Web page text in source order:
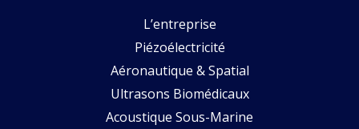
L’entreprise
Piézoélectricité
Aéronautique & Spatial
Ultrasons Biomédicaux
Acoustique Sous-Marine